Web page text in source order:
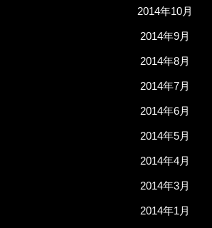
2014年10月
2014年9月
2014年8月
2014年7月
2014年6月
2014年5月
2014年4月
2014年3月
2014年1月